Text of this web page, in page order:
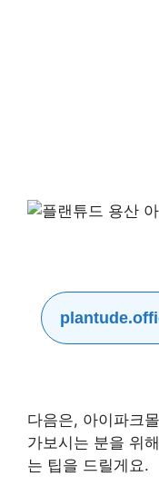
다음은, 아이파크
가보시는 분을 위
는 팁을 드릴게요.